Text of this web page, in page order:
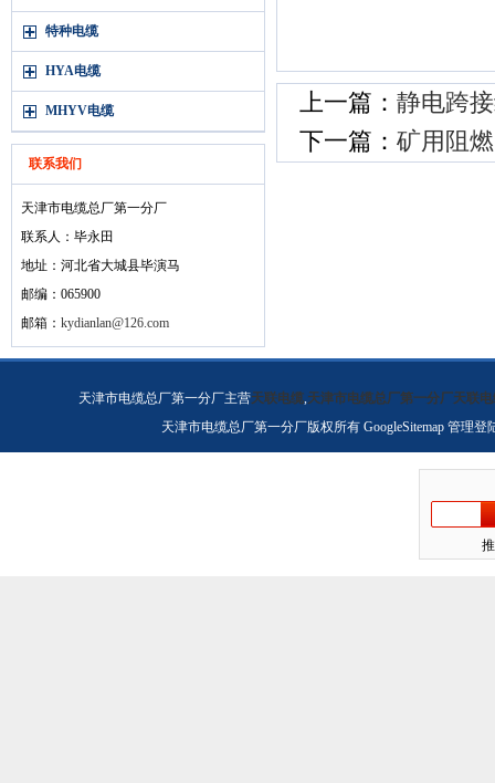
特种电缆
HYA电缆
MHYV电缆
联系我们
天津市电缆总厂第一分厂
联系人：毕永田
地址：河北省大城县毕演马
邮编：065900
邮箱： kydianlan@126.com
上一篇： 静电跨
下一篇： 矿用阻
天津市电缆总厂第一分厂主营天联电缆,天津市电缆总厂第一分厂天联电
天津市电缆总厂第一分厂版权所有 GoogleSitemap 管理登